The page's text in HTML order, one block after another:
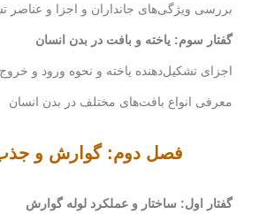
بررسی ویژگی‌های جانداران و اجزا و عناصر
گفتار سوم: یاخته و بافت در بدن انسان
اجزای تشکیل‌دهنده یاخته و نحوه ورود و
معرفی انواع بافت‌های مختلف در بدن انسان
فصل دوم: گوارش و
گفتار اول: ساختار و عملکرد لوله گوارش